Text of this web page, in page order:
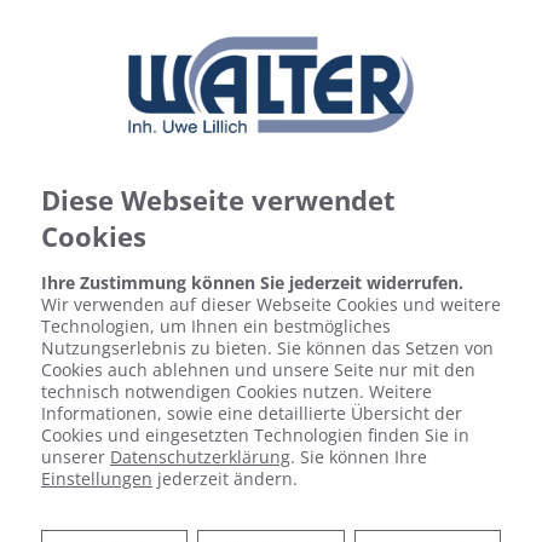
UNSERE PARTNER
Diese Webseite verwendet
Cookies
Ihre Zustimmung können Sie jederzeit widerrufen.
Wir verwenden auf dieser Webseite Cookies und weitere
Technologien, um Ihnen ein bestmögliches
Nutzungserlebnis zu bieten. Sie können das Setzen von
Cookies auch ablehnen und unsere Seite nur mit den
technisch notwendigen Cookies nutzen. Weitere
Informationen, sowie eine detaillierte Übersicht der
Cookies und eingesetzten Technologien finden Sie in
unserer Datenschutzerklärung. Sie können Ihre
Einstellungen jederzeit ändern.